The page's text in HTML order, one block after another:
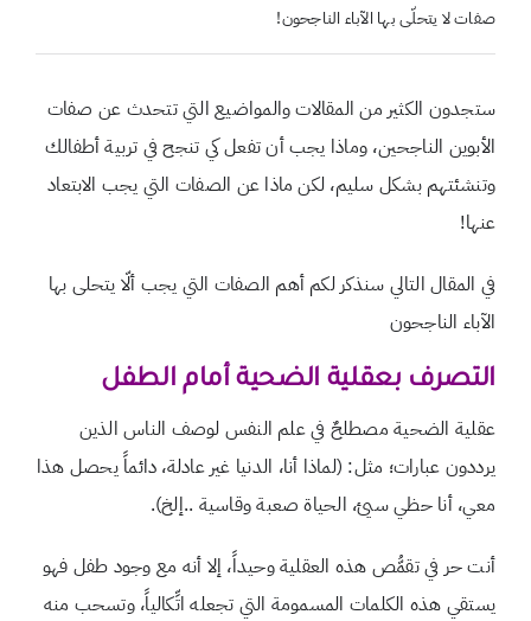
صفات لا يتحلّى بها الآباء الناجحون!
ستجدون الكثير من المقالات والمواضيع التي تتحدث عن صفات
الأبوين الناجحين، وماذا يجب أن تفعل كي تنجح في تربية أطفالك
وتنشئتهم بشكل سليم، لكن ماذا عن الصفات التي يجب الابتعاد
عنها!
في المقال التالي سنذكر لكم أهم الصفات التي يجب ألّا يتحلى بها
الآباء الناجحون
التصرف بعقلية الضحية أمام الطفل
عقلية الضحية مصطلحٌ في علم النفس لوصف الناس الذين
يرددون عبارات؛ مثل: (لماذا أنا، الدنيا غير عادلة، دائماً يحصل هذا
معي، أنا حظي سيئ، الحياة صعبة وقاسية ..إلخ).
أنت حر في تقمُّص هذه العقلية وحيداً، إلا أنه مع وجود طفل فهو
يستقي هذه الكلمات المسمومة التي تجعله اتِّكالياً، وتسحب منه